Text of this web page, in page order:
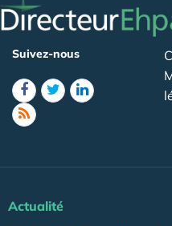
Suivez-nous
Actualité